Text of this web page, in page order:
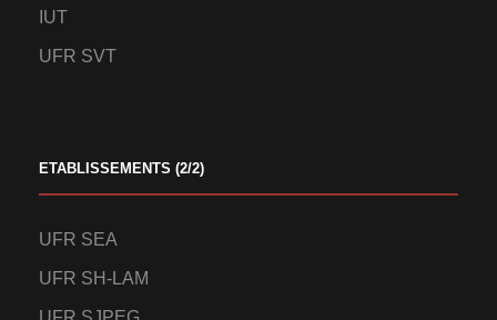
IUT
UFR SVT
ETABLISSEMENTS (2/2)
UFR SEA
UFR SH-LAM